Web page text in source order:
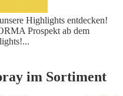
Highlights entdecken!
Prospekt ab dem
...
im Sortiment